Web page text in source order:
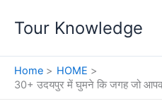
Tour Knowledge
Home
HOME
30+ उदयपुर में घुमने कि जगह जो